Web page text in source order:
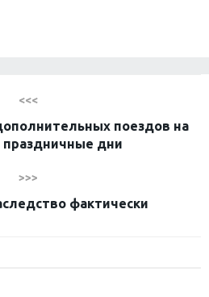
<<<
поездов на
праздничные дни
>>>
фактически